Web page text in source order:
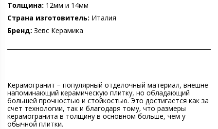
Толщина: 12мм и 14мм
Страна изготовитель: Италия
Бренд: Зевс Керамика
Керамогранит – популярный отделочный материал, внешне
напоминающий керамическую плитку, но обладающий
большей прочностью и стойкостью. Это достигается как за
счет технологии, так и благодаря тому, что размеры
керамогранита в толщину в основном больше, чем у
обычной плитки.